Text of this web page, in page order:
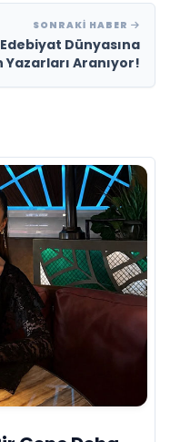
SONRAKI HABER
Dünyasına
Aranıyor!